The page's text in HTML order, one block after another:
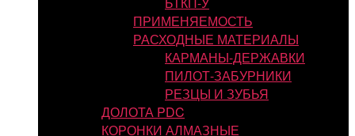
ПРИМЕНЯЕМОСТЬ
РАСХОДНЫЕ МАТЕРИАЛЫ
КАРМАНЫ-ДЕРЖАВКИ
ПИЛОТ-ЗАБУРНИКИ
РЕЗЦЫ И ЗУБЬЯ
ДОЛОТА PDC
КОРОНКИ АЛМАЗНЫЕ